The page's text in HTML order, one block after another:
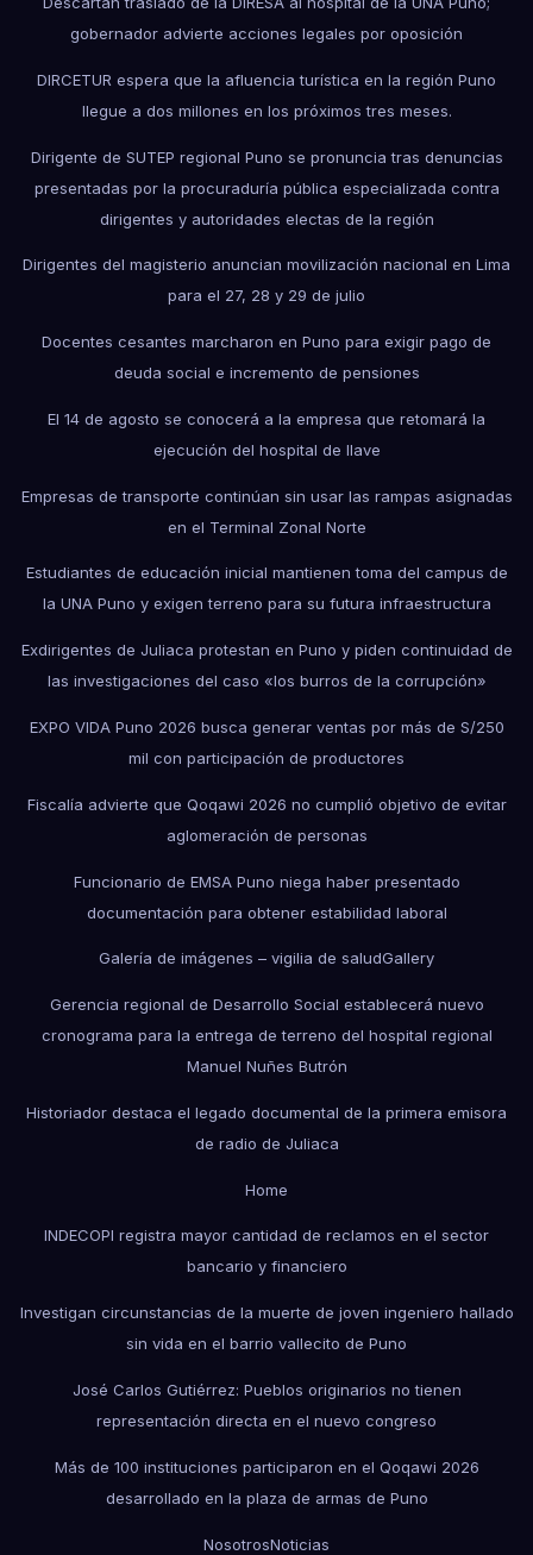
gobernador advierte acciones legales por oposición
DIRCETUR espera que la afluencia turística en la región Puno
llegue a dos millones en los próximos tres meses.
Dirigente de SUTEP regional Puno se pronuncia tras denuncias
presentadas por la procuraduría pública especializada contra
dirigentes y autoridades electas de la región
Dirigentes del magisterio anuncian movilización nacional en Lima
para el 27, 28 y 29 de julio
Docentes cesantes marcharon en Puno para exigir pago de
deuda social e incremento de pensiones
El 14 de agosto se conocerá a la empresa que retomará la
ejecución del hospital de Ilave
Empresas de transporte continúan sin usar las rampas asignadas
en el Terminal Zonal Norte
Estudiantes de educación inicial mantienen toma del campus de
la UNA Puno y exigen terreno para su futura infraestructura
Exdirigentes de Juliaca protestan en Puno y piden continuidad de
las investigaciones del caso «los burros de la corrupción»
EXPO VIDA Puno 2026 busca generar ventas por más de S/250
mil con participación de productores
Fiscalía advierte que Qoqawi 2026 no cumplió objetivo de evitar
aglomeración de personas
Funcionario de EMSA Puno niega haber presentado
documentación para obtener estabilidad laboral
Galería de imágenes – vigilia de saludGallery
Gerencia regional de Desarrollo Social establecerá nuevo
cronograma para la entrega de terreno del hospital regional
Manuel Nuñes Butrón
Historiador destaca el legado documental de la primera emisora
de radio de Juliaca
Home
INDECOPI registra mayor cantidad de reclamos en el sector
bancario y financiero
Investigan circunstancias de la muerte de joven ingeniero hallado
sin vida en el barrio vallecito de Puno
José Carlos Gutiérrez: Pueblos originarios no tienen
representación directa en el nuevo congreso
Más de 100 instituciones participaron en el Qoqawi 2026
desarrollado en la plaza de armas de Puno
NosotrosNoticias